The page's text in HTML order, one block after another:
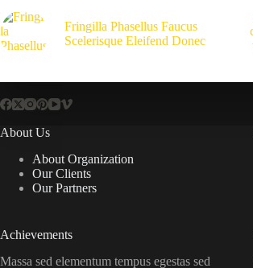
Fringilla Phasellus Faucus
Scelerisque Eleifend Donec
About Us
About Organization
Our Clients
Our Partners
Achievements
Massa sed elementum tempus egestas sed